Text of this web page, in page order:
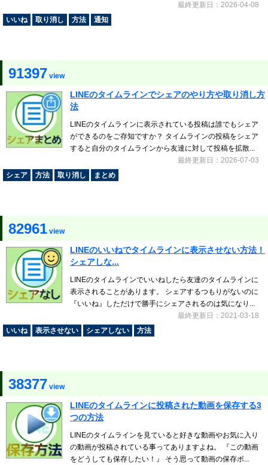
最終更新日：2026-04-08
いいね
取り消し 方法 通知
91397 view
LINEのタイムラインでシェアのやり方や取り消し方
法
LINEのタイムラインに表示されている投稿は誰でもシェア
ができるのをご存知ですか？ タイムラインの投稿をシェア
すると自分のタイムラインから友達に対して投稿を拡散...
最終更新日：2026-07-03
シェア
方法 取り消し まとめ
82961 view
LINEのいいねでタイムラインに表示させない方法！
シェアしな...
LINEのタイムラインでいいねしたら友達のタイムラインに
表示されることがあります。 シェアするつもりがないのに
『いいね』しただけで勝手にシェアされるのは気になり...
最終更新日：2021-03-18
いいね
表示させない シェアしない 方法
38377 view
LINEのタイムラインに投稿された動画を保存する3
つの方法
LINEのタイムラインを見ていると好きな動画やお気に入り
の動画が投稿されている事ってありますよね。 『この動画
をどうしても保存したい！』 そう思って動画の保存ボ...